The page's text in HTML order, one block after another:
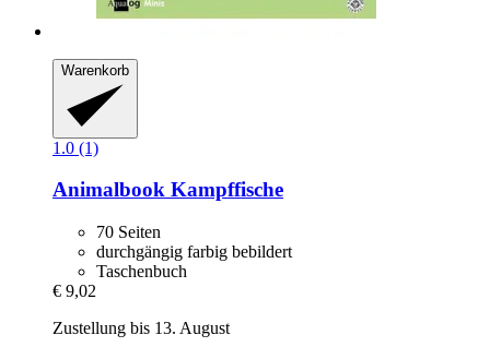
Warenkorb
1.0 (1)
Animalbook Kampffische
70 Seiten
durchgängig farbig bebildert
Taschenbuch
€ 9,02
Zustellung bis 13. August